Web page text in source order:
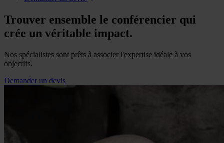
Trouver ensemble le conférencier qui
crée un véritable impact.
Nos spécialistes sont prêts à associer l'expertise idéale à vos
objectifs.
Demander un devis